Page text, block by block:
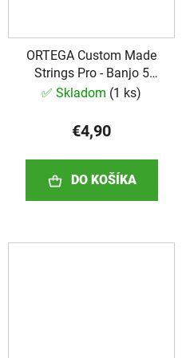
ORTEGA Custom Made
Strings Pro - Banjo 5
String
✅ Skladom (1 ks)
€4,90
DO KOŠÍKA